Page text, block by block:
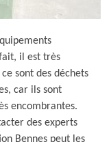
il est très
sont des déchets
car ils sont
encombrantes.
des experts
Bennes peut les